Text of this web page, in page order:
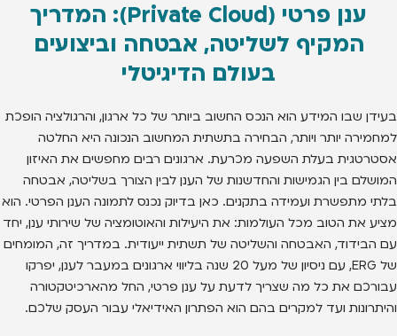
ענן פרטי (Private Cloud): המדריך
המקיף לשליטה, אבטחה וביצועים
בעולם הדיגיטלי
בעידן שבו המידע הוא הנכס החשוב ביותר של כל ארגון, והרגולציה הופכת
למחמירה יותר ויותר, הבחירה בתשתית המחשוב הנכונה היא החלטה
אסטרטגית בעלת השפעה מכרעת. ארגונים רבים מחפשים את האיזון
המושלם בין הגמישות והחדשנות של הענן לבין הצורך בשליטה, אבטחה
בלתי מתפשרת ועמידה בתקנים. כאן בדיוק נכנס לתמונה הענן הפרטי. הוא
מציע את הטוב מכל העולמות: את היעילות והאוטומציה של שירותי ענן, יחד
עם הבידוד, האבטחה והשליטה של תשתית ייעודית. במדריך זה, המומחים
של ERG, עם ניסיון של מעל 20 שנה בליווי ארגונים במעבר לענן, יפרקו
עבורכם את כל מה שצריך לדעת על ענן פרטי, החל מהארכיטקטורה
והיתרונות ועד למקרים בהם הוא הפתרון האידיאלי עבור העסק שלכם.